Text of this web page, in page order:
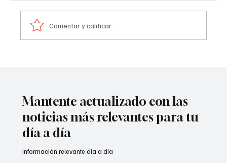
Comentar y calificar...
Mantente actualizado con las
noticias más relevantes para tu
día a día
Información relevante día a día